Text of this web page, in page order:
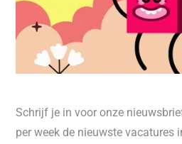
Schrijf je in voor onze
per week de nieuwste vacatures